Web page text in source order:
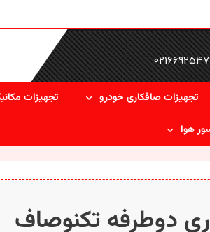
تجهیزات صافکاری خودرو تجهیزات
هوا
دوطرفه تکنوصاف